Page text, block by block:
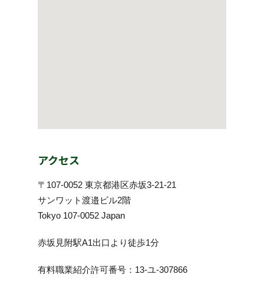
アクセス
〒107-0052 東京都港区赤坂3-21-21
サンワット渡邉ビル2階
Tokyo 107-0052 Japan
赤坂見附駅A1出口より徒歩1分
有料職業紹介許可番号：13-ユ-307866